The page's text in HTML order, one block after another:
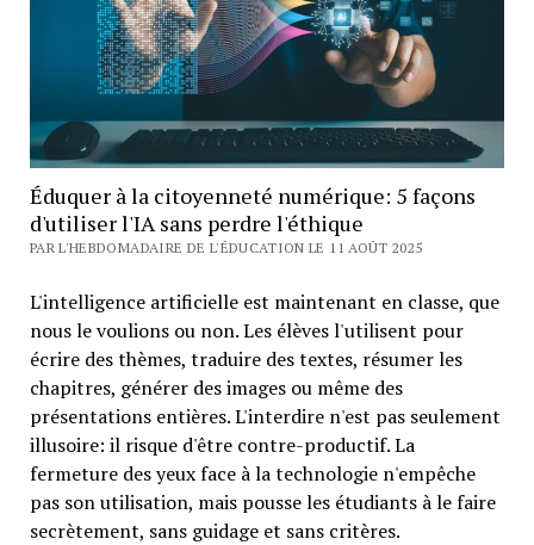
Éduquer à la citoyenneté numérique: 5 façons
d'utiliser l'IA sans perdre l'éthique
PAR L'HEBDOMADAIRE DE L'ÉDUCATION LE 11 AOÛT 2025
L'intelligence artificielle est maintenant en classe, que
nous le voulions ou non. Les élèves l'utilisent pour
écrire des thèmes, traduire des textes, résumer les
chapitres, générer des images ou même des
présentations entières. L'interdire n'est pas seulement
illusoire: il risque d'être contre-productif. La
fermeture des yeux face à la technologie n'empêche
pas son utilisation, mais pousse les étudiants à le faire
secrètement, sans guidage et sans critères.